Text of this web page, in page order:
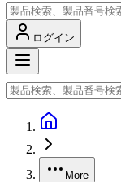
ログイン
More